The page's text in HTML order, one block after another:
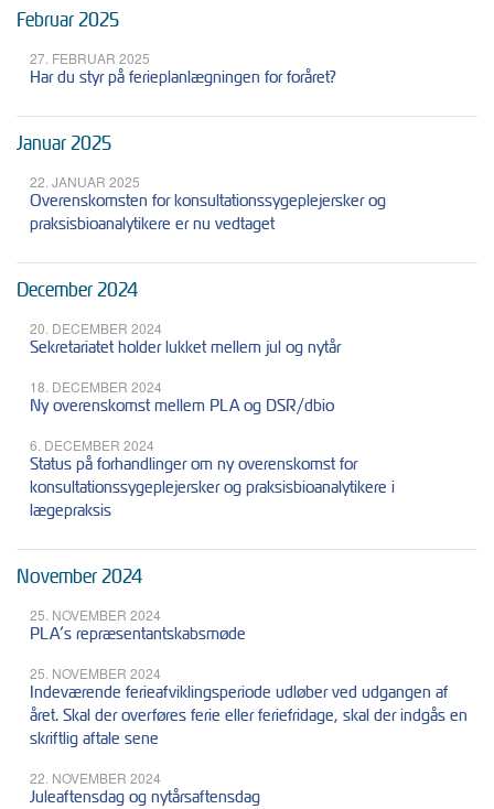
Februar 2025
27. FEBRUAR 2025
Har du styr på ferieplanlægningen for foråret?
Januar 2025
22. JANUAR 2025
Overenskomsten for konsultationssygeplejersker og
praksisbioanalytikere er nu vedtaget
December 2024
20. DECEMBER 2024
Sekretariatet holder lukket mellem jul og nytår
18. DECEMBER 2024
Ny overenskomst mellem PLA og DSR/dbio
6. DECEMBER 2024
Status på forhandlinger om ny overenskomst for
konsultationssygeplejersker og praksisbioanalytikere i
lægepraksis
November 2024
25. NOVEMBER 2024
PLA’s repræsentantskabsmøde
25. NOVEMBER 2024
Indeværende ferieafviklingsperiode udløber ved udgangen af
året. Skal der overføres ferie eller feriefridage, skal der indgås en
skriftlig aftale sene
22. NOVEMBER 2024
Juleaftensdag og nytårsaftensdag